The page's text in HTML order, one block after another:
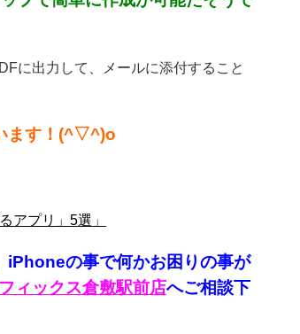
に出力して、メールに添付すること
ます！(^▽^)o
アプリ」5選」
iPhoneの事で何かお困りの事が
ィックス倉敷駅前店へご相談下